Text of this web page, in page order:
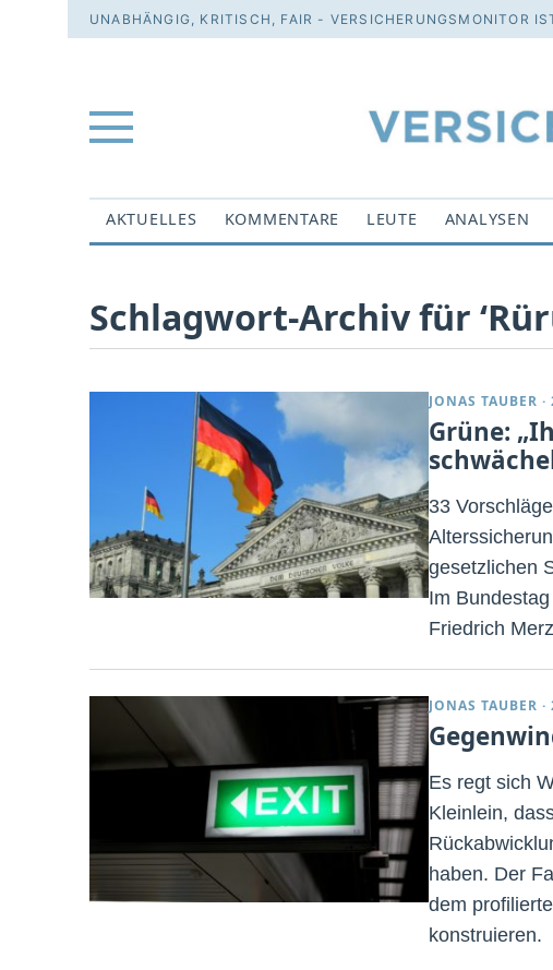
UNABHÄNGIG, KRITISCH, FAIR - VERSICHERUNGSMONITOR
AKTUELLES KOMMENTARE LEUTE ANALYSEN
Schlagwort-Archiv für
JONAS TAUBER ·
Grüne:
33
gesetzlichen
Im
Friedrich
JONAS TAUBER ·
Es regt sich
Kleinlein,
haben. Der
dem
konstruieren.